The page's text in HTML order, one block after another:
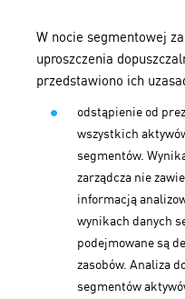
W nocie segmentowej
uproszczenia
przedstawiono ich
odstąpienie od
wszystkich
segmentów.
zarządcza nie
informacją
wynikach danych
podejmowane są
zasobów. Analiza
segmentów